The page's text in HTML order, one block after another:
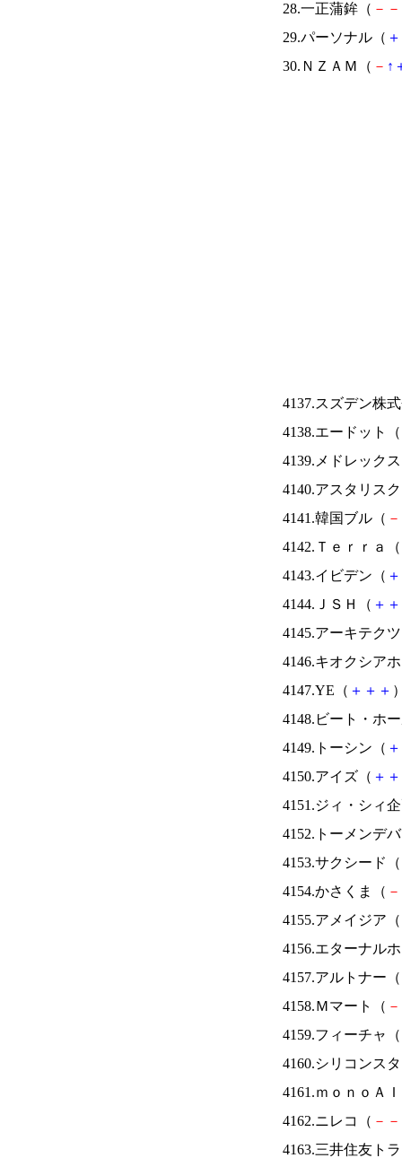
28.一正蒲鉾（ － －
29.パーソナル（ ＋
30.ＮＺＡＭ（ － ↑
4137.スズデン株
4138.エードット（
4139.メドレック
4140.アスタリス
4141.韓国ブル（ －
4142.Ｔｅｒｒａ（
4143.イビデン（ ＋
4144.ＪＳＨ（ ＋ ＋
4145.アーキテク
4146.キオクシア
4147.YE（ ＋ ＋ ＋
4148.ビート・ホ
4149.トーシン（ ＋
4150.アイズ（ ＋ ＋
4151.ジィ・シィ
4152.トーメンデ
4153.サクシード（
4154.かさくま（ －
4155.アメイジア（
4156.エターナル
4157.アルトナー（
4158.Ｍマート（ －
4159.フィーチャ（
4160.シリコンス
4161.ｍｏｎｏＡ
4162.ニレコ（ － －
4163.三井住友ト